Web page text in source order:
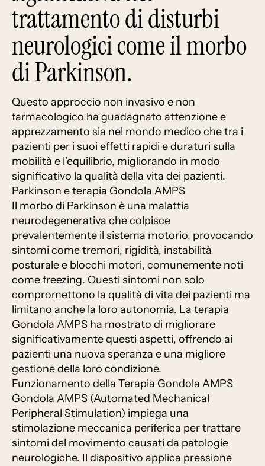
trattamento di disturbi
neurologici come il morbo
di Parkinson.
Questo approccio non invasivo e non
farmacologico ha guadagnato attenzione e
apprezzamento sia nel mondo medico che tra i
pazienti per i suoi effetti rapidi e duraturi sulla
mobilità e l’equilibrio, migliorando in modo
significativo la qualità della vita dei pazienti.
Parkinson e terapia Gondola AMPS
Il morbo di Parkinson è una malattia
neurodegenerativa che colpisce
prevalentemente il sistema motorio, provocando
sintomi come tremori, rigidità, instabilità
posturale e blocchi motori, comunemente noti
come freezing. Questi sintomi non solo
compromettono la qualità di vita dei pazienti ma
limitano anche la loro autonomia. La terapia
Gondola AMPS ha mostrato di migliorare
significativamente questi aspetti, offrendo ai
pazienti una nuova speranza e una migliore
gestione della loro condizione.
Funzionamento della Terapia Gondola AMPS
Gondola AMPS (Automated Mechanical
Peripheral Stimulation) impiega una
stimolazione meccanica periferica per trattare
sintomi del movimento causati da patologie
neurologiche. Il dispositivo applica pressione